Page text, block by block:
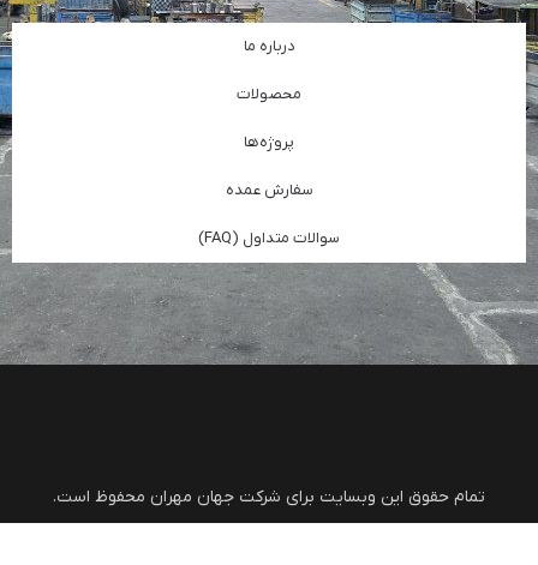
درباره ما
محصولات
پروژه‌ها
سفارش عمده
سوالات متداول (FAQ)
تمام حقوق این وبسایت برای شرکت جهان مهران محفوظ است.